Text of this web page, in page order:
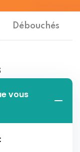
Débouchés
vous